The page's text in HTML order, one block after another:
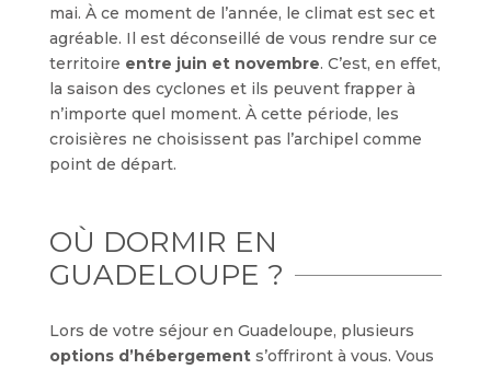
mai. À ce moment de l’année, le climat est sec et
agréable. Il est déconseillé de vous rendre sur ce
territoire entre juin et novembre. C’est, en effet,
la saison des cyclones et ils peuvent frapper à
n’importe quel moment. À cette période, les
croisières ne choisissent pas l’archipel comme
point de départ.
OÙ DORMIR EN
GUADELOUPE ?
Lors de votre séjour en Guadeloupe, plusieurs
options d’hébergements’offriront à vous. Vous